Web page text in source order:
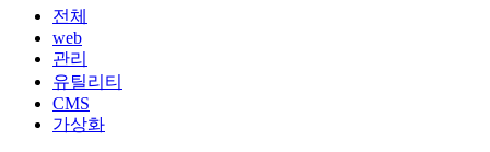
Apple Macbook Air 2022 (M2, A2681)
Lenovo LEGION 5 Pro 16ACH R7 STORM (AMD R7-5800H,
NVIDIA RTX3060 laptop)
Lenovo Thinkpad T420s(Intel i5-2540M)
전체
web
관리
유틸리티
CMS
가상화